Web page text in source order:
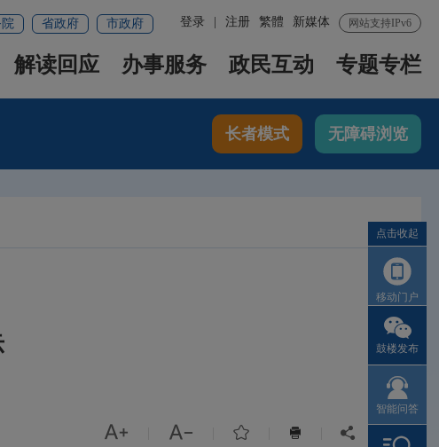
网站支持IPv6
新媒体
繁體
登录 注册
院 省政府 市政府
解读回应 办事服务 政民互动 专题专栏
长者模式 无障碍浏览
    
点击收起
移动门户
鼓楼发布
智能问答